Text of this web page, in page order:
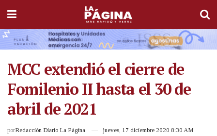
MCC extendió el cierre de
Fomilenio II hasta el 30 de
abril de 2021
porRedacción Diario La Página jueves, 17 diciembre 2020 8:30 AM